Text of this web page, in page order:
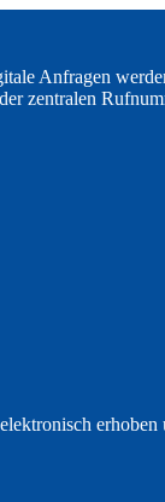
Anfragen
zentralen
erhoben